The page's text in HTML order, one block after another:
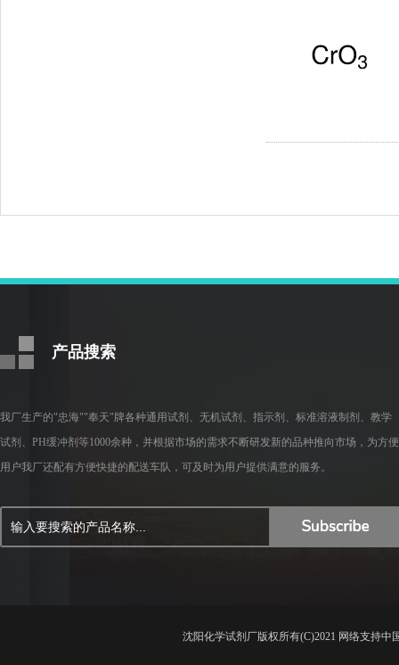
产品搜索
我厂生产的"忠海""奉天"牌各种通用试剂、无机试剂、指示剂、标准溶液制剂、教学
试剂、PH缓冲剂等1000余种，并根据市场的需求不断研发新的品种推向市场，为方便
用户我厂还配有方便快捷的配送车队，可及时为用户提供满意的服务。
沈阳化学试剂厂版权所有(C)2021 网络支持中